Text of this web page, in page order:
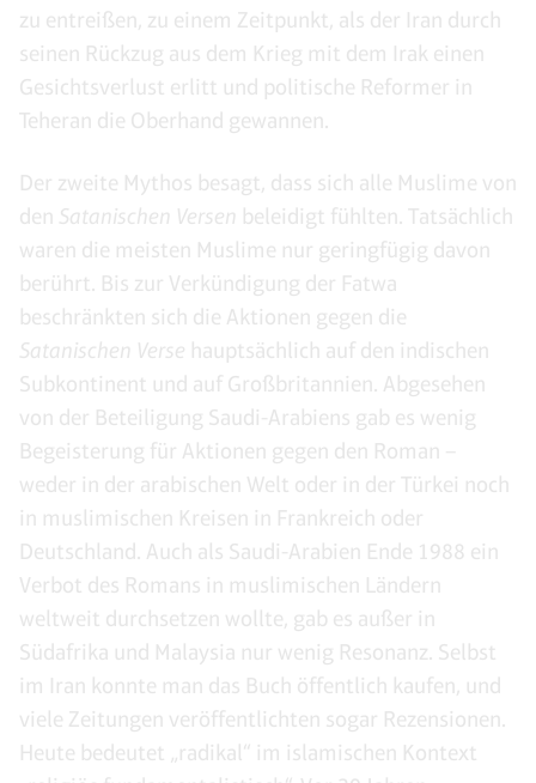
zu entreißen, zu einem Zeitpunkt, als der Iran durch
seinen Rückzug aus dem Krieg mit dem Irak einen
Gesichtsverlust erlitt und politische Reformer in
Teheran die Oberhand gewannen.
Der zweite Mythos besagt, dass sich alle Muslime von
den Satanischen Versen beleidigt fühlten. Tatsächlich
waren die meisten Muslime nur geringfügig davon
berührt. Bis zur Verkündigung der Fatwa
beschränkten sich die Aktionen gegen die
Satanischen Verse hauptsächlich auf den indischen
Subkontinent und auf Großbritannien. Abgesehen
von der Beteiligung Saudi-Arabiens gab es wenig
Begeisterung für Aktionen gegen den Roman –
weder in der arabischen Welt oder in der Türkei noch
in muslimischen Kreisen in Frankreich oder
Deutschland. Auch als Saudi-Arabien Ende 1988 ein
Verbot des Romans in muslimischen Ländern
weltweit durchsetzen wollte, gab es außer in
Südafrika und Malaysia nur wenig Resonanz. Selbst
im Iran konnte man das Buch öffentlich kaufen, und
viele Zeitungen veröffentlichten sogar Rezensionen.
Heute bedeutet „radikal“ im islamischen Kontext